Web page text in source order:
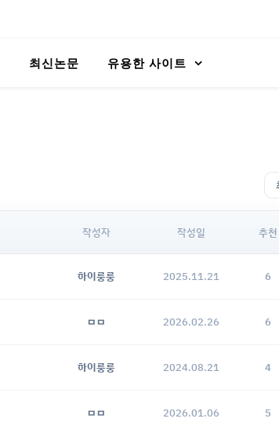
최신논문 유용한 사이트
작성자 작성일 추천
하이룽룽 2025.11.21 6
ㅁㅁ 2026.02.26 6
하이룽룽 2024.08.21 4
ㅁㅁ 2026.01.06 5